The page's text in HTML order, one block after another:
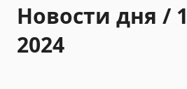
Новости дня /
2024